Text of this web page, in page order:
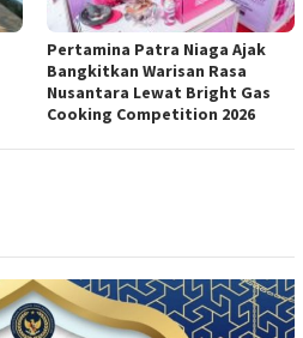
Pertamina Patra Niaga Ajak
Bangkitkan Warisan Rasa
Nusantara Lewat Bright Gas
Cooking Competition 2026